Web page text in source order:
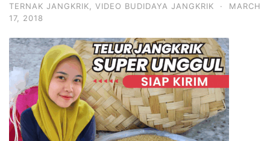
TERNAK JANGKRIK
VIDEO BUDIDAYA JANGKRIK ·
MARCH
17, 2018